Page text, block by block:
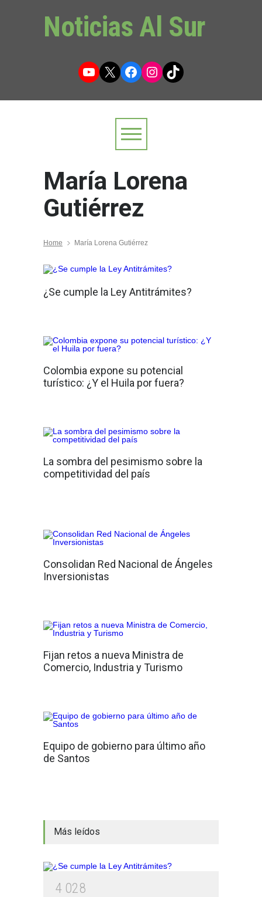
Noticias Al Sur
YouTube
X Facebook
Instagram
TikTok
María Lorena
Gutiérrez
Home María Lorena Gutiérrez
¿Se cumple la Ley Antitrámites?
Colombia expone su potencial
turístico: ¿Y el Huila por fuera?
La sombra del pesimismo sobre la
competitividad del país
Consolidan Red Nacional de Ángeles
Inversionistas
Fijan retos a nueva Ministra de
Comercio, Industria y Turismo
Equipo de gobierno para último año
de Santos
Más leídos
4 028